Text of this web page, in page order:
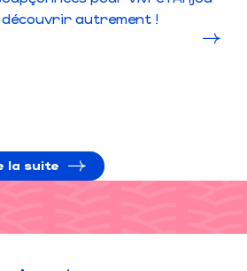
autrement !
la suite